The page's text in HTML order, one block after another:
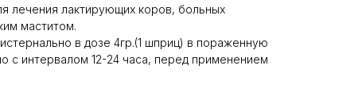
лечения лактирующих коров, больных
маститом.
в дозе 4гр.(1 шприц) в пораженную
с интервалом 12-24 часа, перед применением